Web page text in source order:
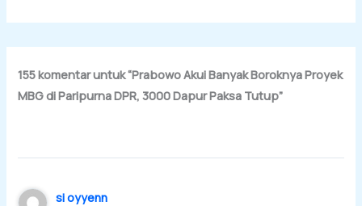
155 komentar untuk “Prabowo Akui Banyak Boroknya Proyek
MBG di Paripurna DPR, 3000 Dapur Paksa Tutup”
si oyyenn